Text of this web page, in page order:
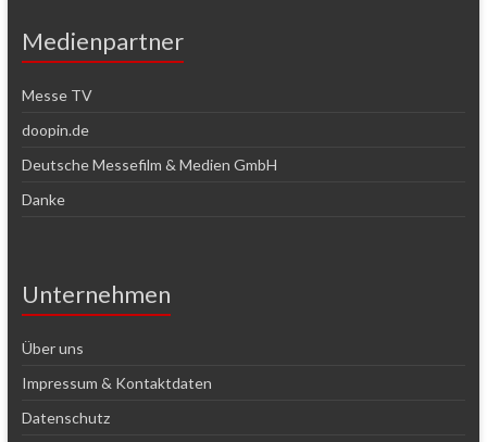
Medienpartner
Messe TV
doopin.de
Deutsche Messefilm & Medien GmbH
Danke
Unternehmen
Über uns
Impressum & Kontaktdaten
Datenschutz